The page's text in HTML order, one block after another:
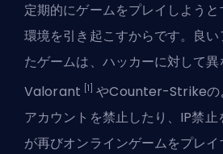
定期的にゲームをプレイしよう
環境を引き起こすからです。良い
たゲームは、ハッカーに対して異
Valorant [1] やCounter-Strikeの
アカウントを禁止したり、IP禁
が再びオンラインゲームをプレイ